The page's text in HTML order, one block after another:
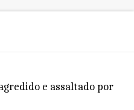
e assaltado por